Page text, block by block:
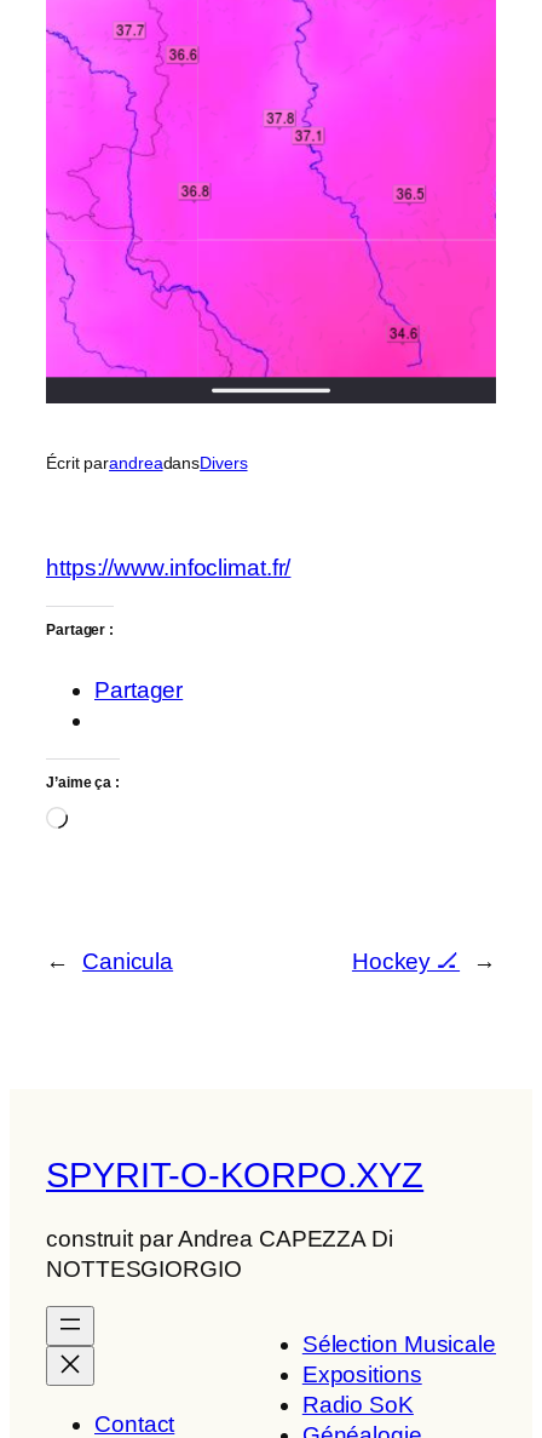
Écrit parandreadansDivers
https://www.infoclimat.fr/
Partager :
Partager
J’aime ça :
Chargement…
← Canicula Hockey 🏒 →
SPYRIT-O-KORPO.XYZ
construit par Andrea CAPEZZA Di
NOTTESGIORGIO
Contact
Sélection Musicale
Expositions
Radio SoK